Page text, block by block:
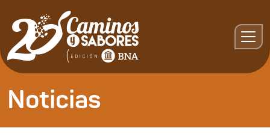
Noticias